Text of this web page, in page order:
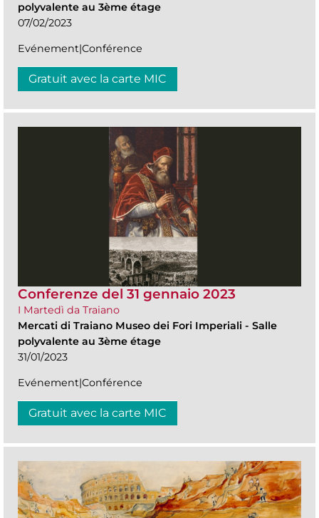
polyvalente au 3ème étage
07/02/2023
Evénement|Conférence
Gratuit avec la carte MIC
Conferenze del 31 gennaio 2023
I Martedì da Traiano
Mercati di Traiano Museo dei Fori Imperiali - Salle
polyvalente au 3ème étage
31/01/2023
Evénement|Conférence
Gratuit avec la carte MIC